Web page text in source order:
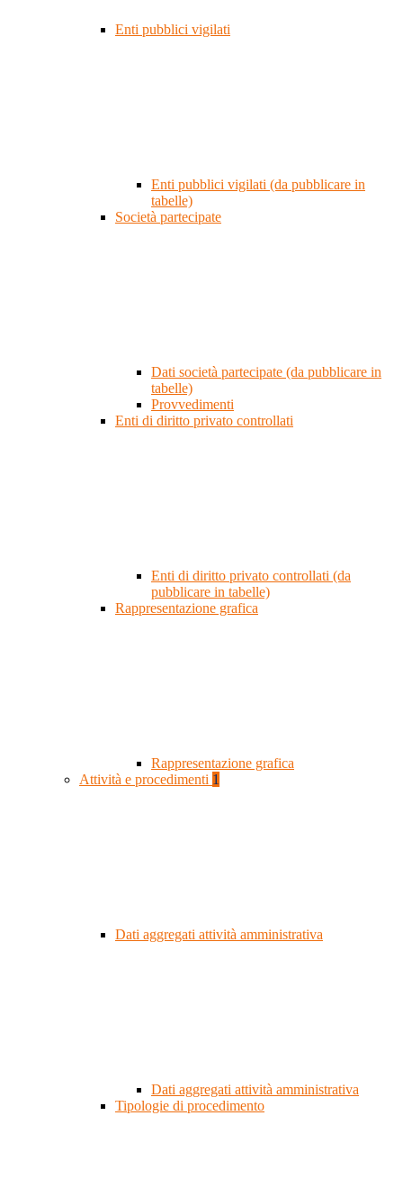
Enti pubblici vigilati
Enti pubblici vigilati (da pubblicare in
tabelle)
Società partecipate
Dati società partecipate (da pubblicare in
tabelle)
Provvedimenti
Enti di diritto privato controllati
Enti di diritto privato controllati (da
pubblicare in tabelle)
Rappresentazione grafica
Rappresentazione grafica
Attività e procedimenti 1
Dati aggregati attività amministrativa
Dati aggregati attività amministrativa
Tipologie di procedimento